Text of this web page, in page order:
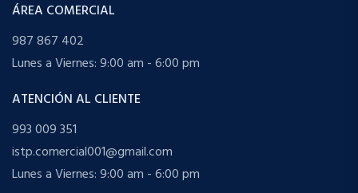
ÁREA COMERCIAL
987 867 402
Lunes a Viernes: 9:00 am - 6:00 pm
ATENCIÓN AL CLIENTE
993 009 351
istp.comercial001@gmail.com
Lunes a Viernes: 9:00 am - 6:00 pm